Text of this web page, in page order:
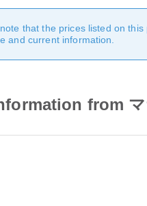
that the prices listed on
and current information.
from